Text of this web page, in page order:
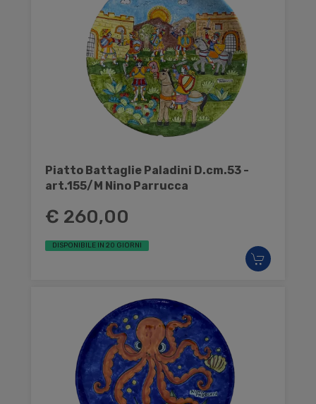
Piatto Battaglie Paladini D.cm.53 -
art.155/M Nino Parrucca
€ 260,00
DISPONIBILE IN 20 GIORNI